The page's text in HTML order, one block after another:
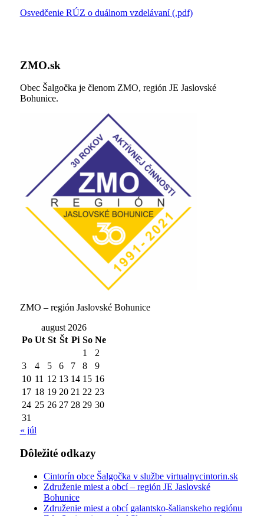
Osvedčenie RÚZ o duálnom vzdelávaní (.pdf)
ZMO.sk
Obec Šalgočka je členom ZMO, región JE Jaslovské
Bohunice.
ZMO – región Jaslovské Bohunice
august 2026
Po Ut St Št Pi So Ne
1
2
3
4 5 6 7 8
9
10 11 12 13 14 15 16
17 18 19 20 21 22 23
24 25 26 27 28 29 30
31
« júl
Dôležité odkazy
Cintorín obce Šalgočka v službe virtualnycintorin.sk
Združenie miest a obcí – región JE Jaslovské
Bohunice
Združenie miest a obcí galantsko-šalianskeho regiónu